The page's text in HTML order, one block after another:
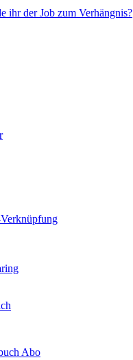
ihr der Job zum Verhängnis?
Abo